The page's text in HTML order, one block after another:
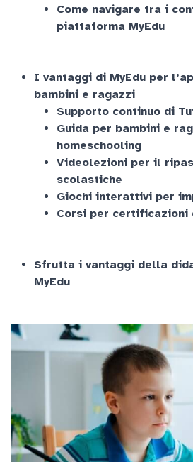
Come navigare tra i
piattaforma MyEdu
I vantaggi di MyEdu per
bambini e ragazzi
Supporto continuo di
Guida per bambini e
homeschooling
Videolezioni per il
scolastiche
Giochi interattivi per
Corsi per certificazioni
Sfrutta i vantaggi della
MyEdu